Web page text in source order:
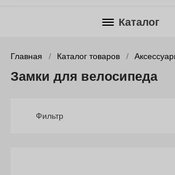
Каталог
Главная Каталог товаров
Замки для велосипеда
Фильтр